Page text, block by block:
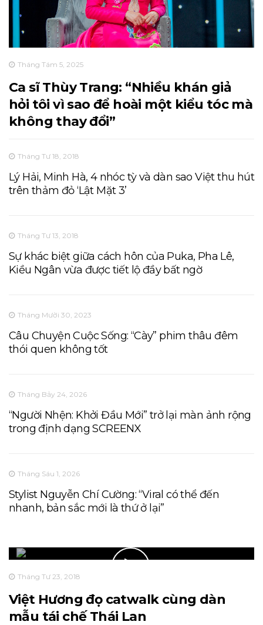
Tháng Tám 5, 2025
Ca sĩ Thùy Trang: “Nhiều khán giả
hỏi tôi vì sao để hoài một kiểu tóc mà
không thay đổi”
Tháng Tư 18, 2018
Lý Hải, Minh Hà, 4 nhóc tỳ và dàn sao Việt thu hút
trên thảm đỏ ‘Lật Mặt 3’
Tháng Tư 13, 2018
Sự khác biệt giữa cách hôn của Puka, Pha Lê,
Kiều Ngân vừa được tiết lộ đầy bất ngờ
Tháng Mười 30, 2023
Câu Chuyện Cuộc Sống: “Cày” phim thâu đêm
thói quen không tốt
Tháng Bảy 24, 2026
“Người Nhện: Khởi Đầu Mới” trở lại màn ảnh rộng
trong định dạng SCREENX
Tháng Sáu 1, 2026
Stylist Nguyễn Chí Cường: “Viral có thể đến
nhanh, bản sắc mới là thứ ở lại”
Tháng Tư 23, 2018
Việt Hương đọ catwalk cùng dàn
mẫu tái chế Thái Lan